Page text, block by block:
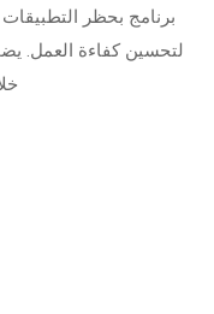
برنامج بحظر
لتحسين كفاءة العمل.